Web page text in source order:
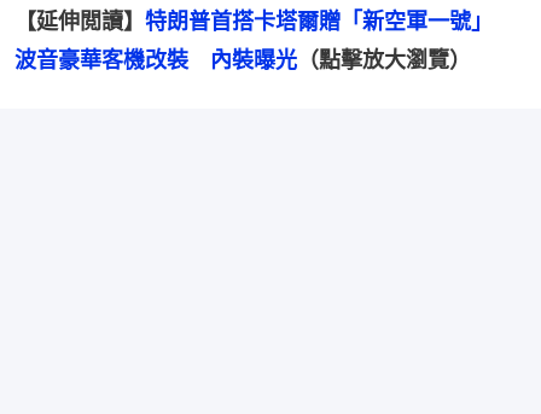
【延伸閲讀】 特朗普首搭卡塔爾贈「新空軍一號」
波音豪華客機改裝　內裝曝光 （點擊放大瀏覽）